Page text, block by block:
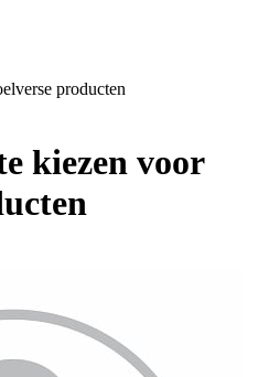
producten
kiezen voor